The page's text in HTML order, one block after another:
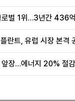
로벌 1위…3년간 436
란트, 유럽 시장 본격
장…에너지 20% 절